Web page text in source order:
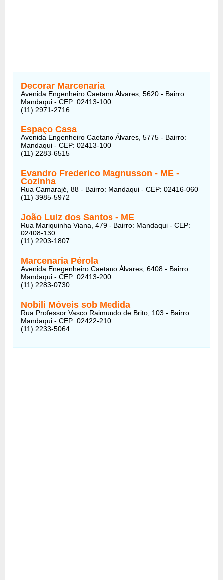
Decorar Marcenaria
Avenida Engenheiro Caetano Álvares, 5620 - Bairro:
Mandaqui - CEP: 02413-100
(11) 2971-2716
Espaço Casa
Avenida Engenheiro Caetano Álvares, 5775 - Bairro:
Mandaqui - CEP: 02413-100
(11) 2283-6515
Evandro Frederico Magnusson - ME -
Cozinha
Rua Camarajé, 88 - Bairro: Mandaqui - CEP: 02416-060
(11) 3985-5972
João Luiz dos Santos - ME
Rua Mariquinha Viana, 479 - Bairro: Mandaqui - CEP:
02408-130
(11) 2203-1807
Marcenaria Pérola
Avenida Enegenheiro Caetano Álvares, 6408 - Bairro:
Mandaqui - CEP: 02413-200
(11) 2283-0730
Nobili Móveis sob Medida
Rua Professor Vasco Raimundo de Brito, 103 - Bairro:
Mandaqui - CEP: 02422-210
(11) 2233-5064